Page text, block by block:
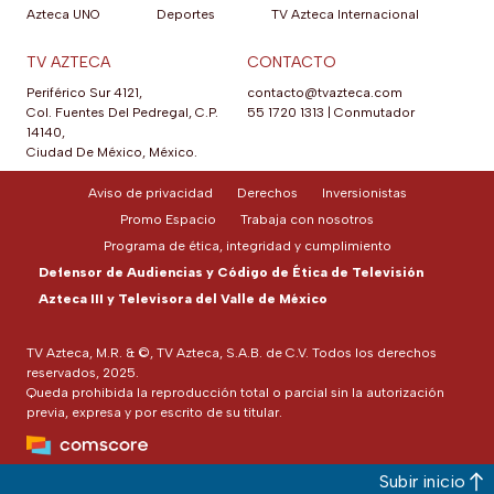
Azteca UNO
Deportes
TV Azteca Internacional
TV AZTECA
Periférico Sur 4121,
Col. Fuentes Del Pedregal, C.P.
14140,
Ciudad De México, México.
CONTACTO
contacto@tvazteca.com
55 1720 1313
Conmutador
TV Azteca, M.R. & ©, TV Azteca, S.A.B. de C.V. Todos los derechos
reservados, 2025.
Queda prohibida la reproducción total o parcial sin la autorización
previa, expresa y por escrito de su titular.
Aviso de privacidad Derechos
Inversionistas
Promo Espacio
Trabaja con nosotros
Programa de ética, integridad y cumplimiento
Defensor de Audiencias y Código de Ética de Televisión
Azteca III y Televisora del Valle de México
Subir inicio